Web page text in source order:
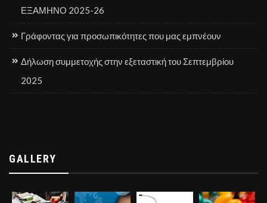
ΕΞΑΜΗΝΟ 2025-26
Γράφοντας για προσωπικότητες που μας εμπνέουν
Δήλωση συμμετοχής στην εξεταστική του Σεπτεμβρίου
2025
GALLERY